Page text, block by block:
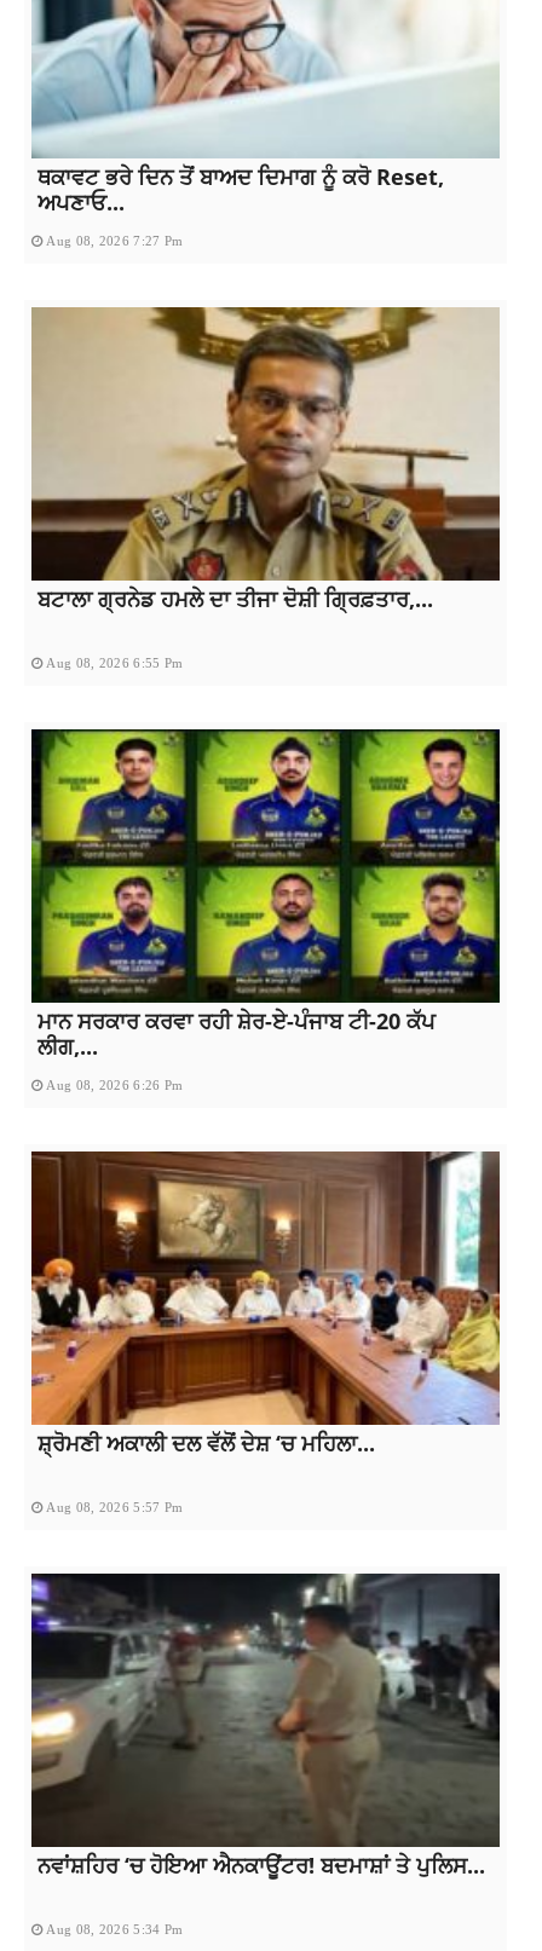
ਥਕਾਵਟ ਭਰੇ ਦਿਨ ਤੋਂ ਬਾਅਦ ਦਿਮਾਗ ਨੂੰ ਕਰੋ Reset,
ਅਪਣਾਓ...
Aug 08, 2026 7:27 Pm
ਬਟਾਲਾ ਗ੍ਰਨੇਡ ਹਮਲੇ ਦਾ ਤੀਜਾ ਦੋਸ਼ੀ ਗ੍ਰਿਫ਼ਤਾਰ,...
Aug 08, 2026 6:55 Pm
ਮਾਨ ਸਰਕਾਰ ਕਰਵਾ ਰਹੀ ਸ਼ੇਰ-ਏ-ਪੰਜਾਬ ਟੀ-20 ਕੱਪ
ਲੀਗ,...
Aug 08, 2026 6:26 Pm
ਸ਼੍ਰੋਮਣੀ ਅਕਾਲੀ ਦਲ ਵੱਲੋਂ ਦੇਸ਼ ‘ਚ ਮਹਿਲਾ...
Aug 08, 2026 5:57 Pm
ਨਵਾਂਸ਼ਹਿਰ ‘ਚ ਹੋਇਆ ਐਨਕਾਊਂਟਰ! ਬਦਮਾਸ਼ਾਂ ਤੇ ਪੁਲਿਸ...
Aug 08, 2026 5:34 Pm